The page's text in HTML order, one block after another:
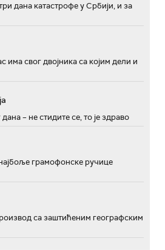
дана катастрофе у Србији, и за
има свог двојника са којим дели и
– не стидите се, то је здраво
грамофонске ручице
са заштићеним географским